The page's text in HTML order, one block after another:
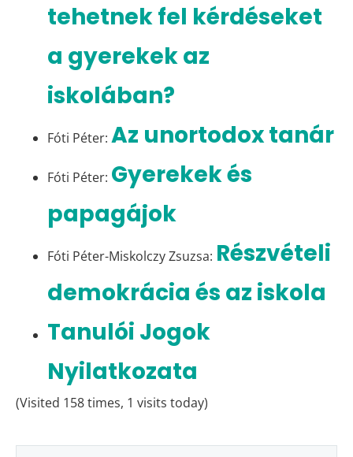
tehetnek fel kérdéseket
a gyerekek az
iskolában?
Fóti Péter: Az unortodox tanár
Fóti Péter: Gyerekek és
papagájok
Fóti Péter-Miskolczy Zsuzsa: Részvételi
demokrácia és az iskola
Tanulói Jogok
Nyilatkozata
(Visited 158 times, 1 visits today)